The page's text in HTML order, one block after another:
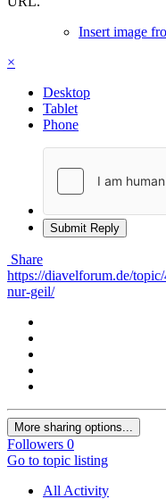
Insert image
×
Desktop
Tablet
Phone
Submit Reply
Share
https://diavelforum.de/
nur-geil/
More sharing options...
Followers 0
Go to topic listing
All Activity